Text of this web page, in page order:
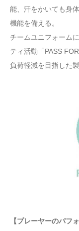
能、汗をかいても身
機能を備える。
チームユニフォーム
ティ活動「PASS
負荷軽減を目指した
【プレーヤーのパフ